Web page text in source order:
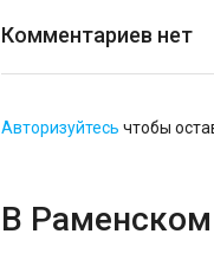
Комментариев нет
Авторизуйтесь чтобы
В